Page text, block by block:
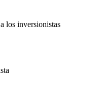
los inversionistas